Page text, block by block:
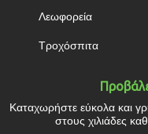
Λεωφορεία
Τροχόσπιτα
Καταχωρήστε εύκολα και
στους χιλιάδες